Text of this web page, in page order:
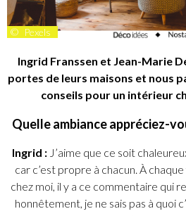
© Pexels
Ingrid Franssen et Jean-Marie
portes de leurs maisons et nous
conseils pour un intérieur
Quelle ambiance appréciez-
Ingrid : J’aime que ce soit
car c’est propre à chacun. À
chez moi, il y a ce commentaire qui
honnêtement, je ne sais pas à quoi